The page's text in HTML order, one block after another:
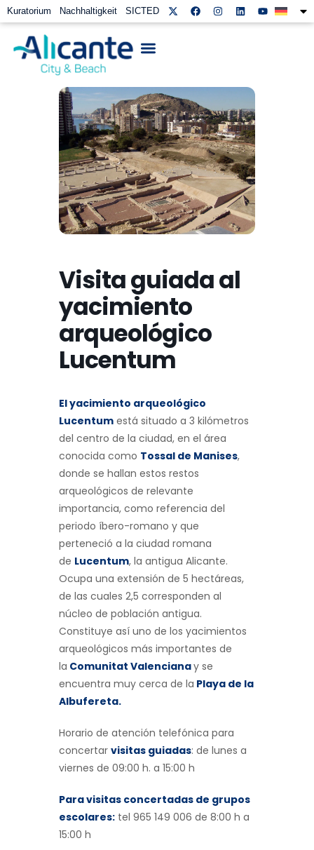
Kuratorium Nachhaltigkeit SICTED
Visita guiada al
yacimiento
arqueológico
Lucentum
El yacimiento arqueológico
Lucentum está situado a 3 kilómetros
del centro de la ciudad, en el área
conocida como Tossal de Manises,
donde se hallan estos restos
arqueológicos de relevante
importancia, como referencia del
periodo íbero-romano y que
perteneció a la ciudad romana
de Lucentum, la antigua Alicante.
Ocupa una extensión de 5 hectáreas,
de las cuales 2,5 corresponden al
núcleo de población antigua.
Constituye así uno de los yacimientos
arqueológicos más importantes de
la Comunitat Valencianay se
encuentra muy cerca de la Playa de la
Albufereta.
Horario de atención telefónica para
concertar visitas guiadas: de lunes a
viernes de 09:00 h. a 15:00 h
Para visitas concertadas de grupos
escolares: tel 965 149 006 de 8:00 h a
15:00 h